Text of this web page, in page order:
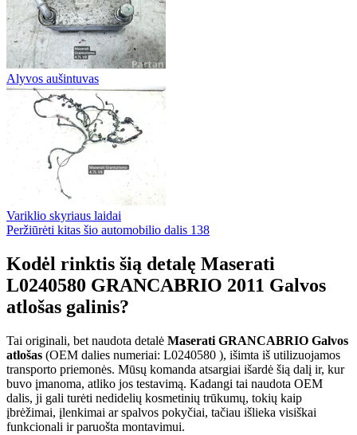
Alyvos aušintuvas
Variklio skyriaus laidai
Peržiūrėti kitas šio automobilio dalis 138
Kodėl rinktis šią detalę Maserati
L0240580 GRANCABRIO 2011 Galvos
atlošas galinis?
Tai originali, bet naudota detalė Maserati GRANCABRIO Galvos
atlošas (OEM dalies numeriai: L0240580 ), išimta iš utilizuojamos
transporto priemonės. Mūsų komanda atsargiai išardė šią dalį ir, kur
buvo įmanoma, atliko jos testavimą. Kadangi tai naudota OEM
dalis, ji gali turėti nedidelių kosmetinių trūkumų, tokių kaip
įbrėžimai, įlenkimai ar spalvos pokyčiai, tačiau išlieka visiškai
funkcionali ir paruošta montavimui.